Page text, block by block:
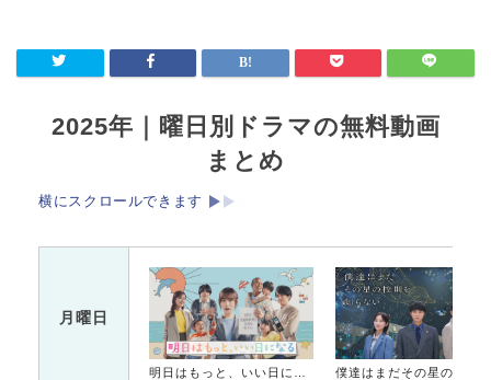
2025年｜曜日別ドラマの無料動画
まとめ
横にスクロールできます
月曜日